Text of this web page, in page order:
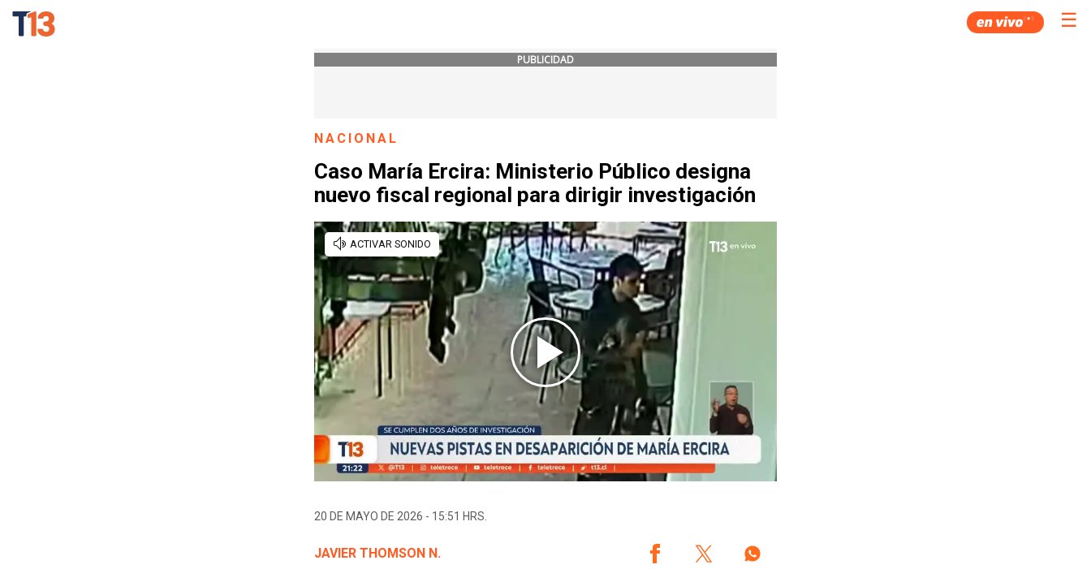
☰
PUBLICIDAD
NACIONAL
Caso María Ercira: Ministerio Público designa
nuevo fiscal regional para dirigir investigación
20 DE MAYO DE 2026 - 15:51 HRS.
JAVIER THOMSON N.